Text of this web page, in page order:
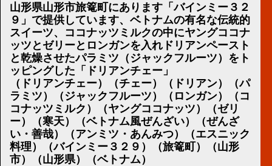
リンク集
顧問契約について
講演のご案内
気をつけたい法律のポイント
武田正男の独り言
山形県山形市旅篭町にあります「バインミー３２
９」で提供しています、ベトナムの有名な伝統的
スイーツ、ココナッツミルクの中にヤングココナ
ッツとゼリーとロンガンを入れドリアンペースト
と乾燥させたパラミツ（ジャックフルーツ）をト
ッピングした「ドリアンチェー」
（ドリアンチェー）（チェー）（ドリアン）（パ
ラミツ）（ジャックフルーツ）（ロンガン）（コ
コナッツミルク）（ヤングココナッツ）（ゼリ
ー）（寒天）（ベトナム風ぜんざい）（ぜんざ
い・善哉）（アンミツ・あんみつ）（エスニック
料理）（バインミー３２９）（旅篭町）（山形
市）（山形県）（ベトナム）